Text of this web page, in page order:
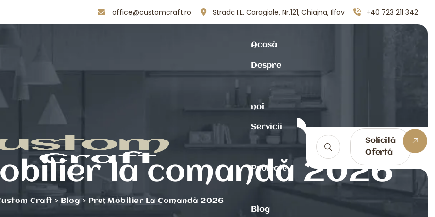
office@customcraft.ro Strada I.L. Caragiale, Nr.121, Chiajna, Ilfov +40 723 211 342
Acasă
Despre
noi
Servicii
Proiecte
Blog
Solicită
Ofertă
la comandă 2026
Craft > Blog > Preț Mobilier La Comandă 2026